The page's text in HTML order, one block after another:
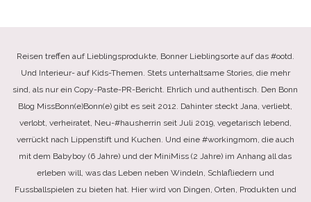
Reisen treffen auf Lieblingsprodukte, Bonner Lieblingsorte auf das #ootd.
Und Interieur- auf Kids-Themen. Stets unterhaltsame Stories, die mehr
sind, als nur ein Copy-Paste-PR-Bericht. Ehrlich und authentisch. Den Bonn
Blog MissBonn(e)Bonn(e) gibt es seit 2012. Dahinter steckt Jana, verliebt,
verlobt, verheiratet, Neu-#hausherrin seit Juli 2019, vegetarisch lebend,
verrückt nach Lippenstift und Kuchen. Und eine #workingmom, die auch
mit dem Babyboy (6 Jahre) und der MiniMiss (2 Jahre) im Anhang all das
erleben will, was das Leben neben Windeln, Schlafliedern und
Fussballspielen zu bieten hat. Hier wird von Dingen, Orten, Produkten und